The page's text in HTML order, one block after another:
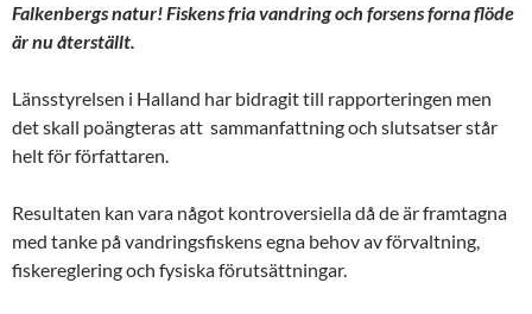
Falkenbergs natur! Fiskens fria vandring och forsens forna flöde
är nu återställt.
Länsstyrelsen i Halland har bidragit till rapporteringen men
det skall poängteras att sammanfattning och slutsatser står
helt för författaren.
Resultaten kan vara något kontroversiella då de är framtagna
med tanke på vandringsfiskens egna behov av förvaltning,
fiskereglering och fysiska förutsättningar.